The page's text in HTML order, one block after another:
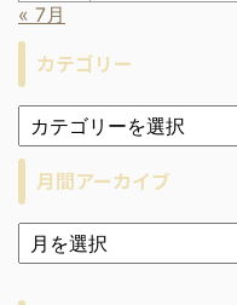
« 7月
カテゴリー
月間アーカイブ
ア
ー